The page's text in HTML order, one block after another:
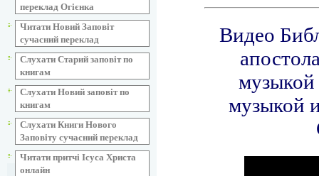
переклад Огієнка
Читати Новий Заповіт
сучасний переклад
Слухати Старий заповіт по
книгам
Слухати Новий заповіт по
книгам
Слухати Книги Нового
Заповіту сучасний переклад
Читати притчі Ісуса Христа
онлайн